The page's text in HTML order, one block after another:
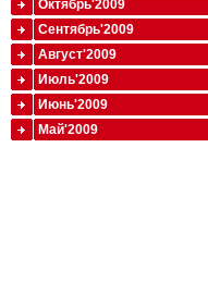
Октябрь'2009
Сентябрь'2009
Август'2009
Июль'2009
Июнь'2009
Май'2009